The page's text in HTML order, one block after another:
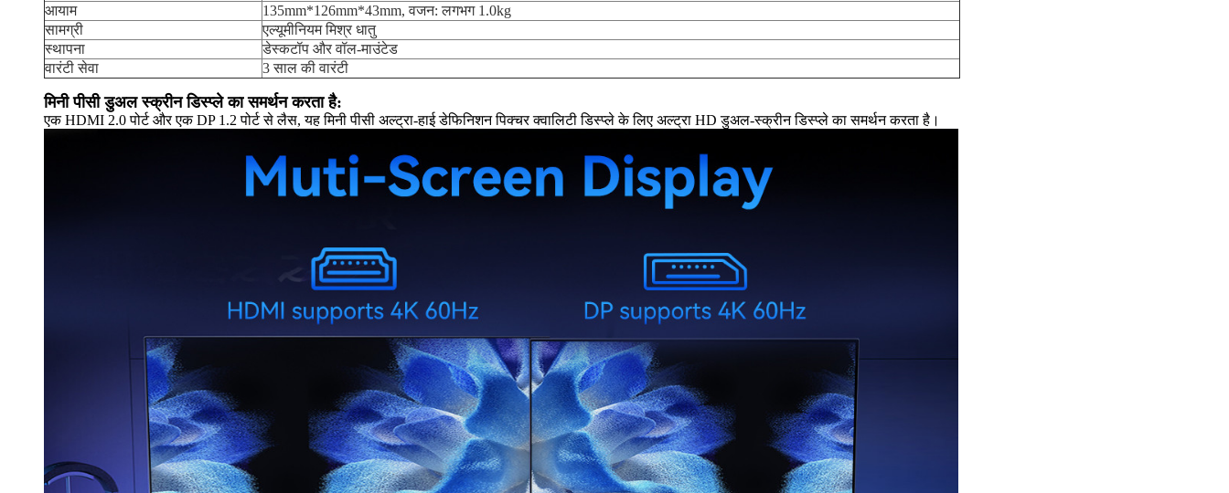
आयाम
135mm*126mm*43mm, वजन: लगभग 1.0kg
सामग्री
एल्यूमीनियम मिश्र धातु
स्थापना
डेस्कटॉप और वॉल-माउंटेड
वारंटी सेवा
3 साल की वारंटी
मिनी पीसी डुअल स्क्रीन डिस्प्ले का समर्थन करता है:
एक HDMI 2.0 पोर्ट और एक DP 1.2 पोर्ट से लैस, यह मिनी पीसी अल्ट्रा-हाई डेफिनिशन पिक्चर क्वालिटी डिस्प्ले के लिए अल्ट्रा HD डुअल-स्क्रीन डिस्प्ले का समर्थन करता है।